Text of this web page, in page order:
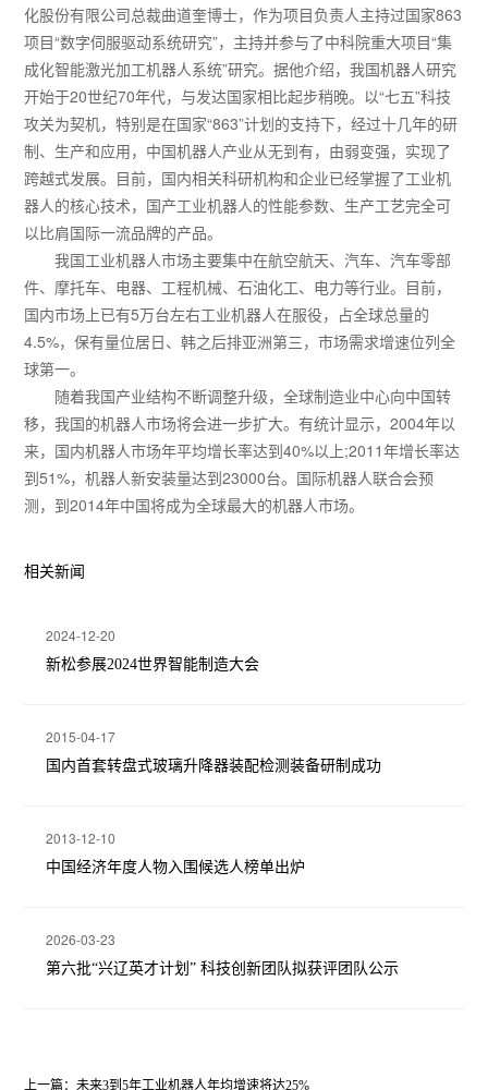
化股份有限公司总裁曲道奎博士，作为项目负责人主持过国家863
项目“数字伺服驱动系统研究”，主持并参与了中科院重大项目“集
成化智能激光加工机器人系统”研究。据他介绍，我国机器人研究
开始于20世纪70年代，与发达国家相比起步稍晚。以“七五”科技
攻关为契机，特别是在国家“863”计划的支持下，经过十几年的研
制、生产和应用，中国机器人产业从无到有，由弱变强，实现了
跨越式发展。目前，国内相关科研机构和企业已经掌握了工业机
器人的核心技术，国产工业机器人的性能参数、生产工艺完全可
以比肩国际一流品牌的产品。
我国工业机器人市场主要集中在航空航天、汽车、汽车零部
件、摩托车、电器、工程机械、石油化工、电力等行业。目前，
国内市场上已有5万台左右工业机器人在服役，占全球总量的
4.5%，保有量位居日、韩之后排亚洲第三，市场需求增速位列全
球第一。
随着我国产业结构不断调整升级，全球制造业中心向中国转
移，我国的机器人市场将会进一步扩大。有统计显示，2004年以
来，国内机器人市场年平均增长率达到40%以上;2011年增长率达
到51%，机器人新安装量达到23000台。国际机器人联合会预
测，到2014年中国将成为全球最大的机器人市场。
相关新闻
2024-12-20
新松参展2024世界智能制造大会
2015-04-17
国内首套转盘式玻璃升降器装配检测装备研制成功
2013-12-10
中国经济年度人物入围候选人榜单出炉
2026-03-23
第六批“兴辽英才计划” 科技创新团队拟获评团队公示
上一篇：未来3到5年工业机器人年均增速将达25%